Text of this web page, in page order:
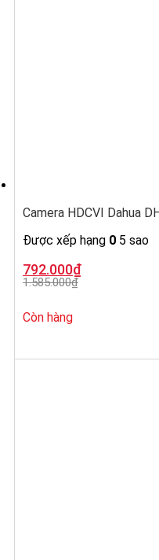
Camera HDCVI Dahua
Được xếp hạng 0 5 sao
1.585.000₫
Giá
gốc
là:
792.000₫
Giá
hiện
tại
792.000₫.
Còn hàng